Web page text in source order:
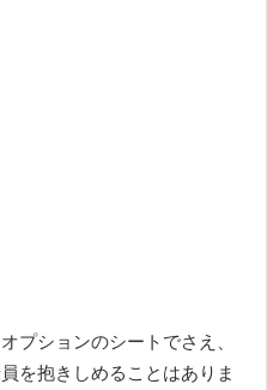
プションのシートでさえ、
を抱きしめることはありま